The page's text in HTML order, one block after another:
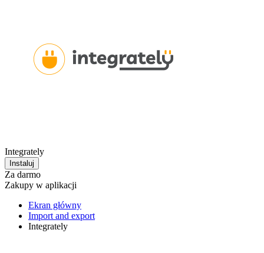
Integrately
Instaluj
Za darmo
Zakupy w aplikacji
Ekran główny
Import and export
Integrately